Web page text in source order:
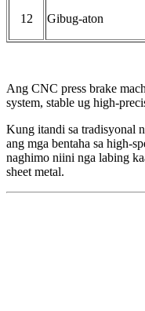
12 Gibug-aton
Ang CNC press brake
system, stable ug high-
Kung itandi sa tradisyonal
ang mga bentaha sa high-
naghimo niini nga labing
sheet metal.